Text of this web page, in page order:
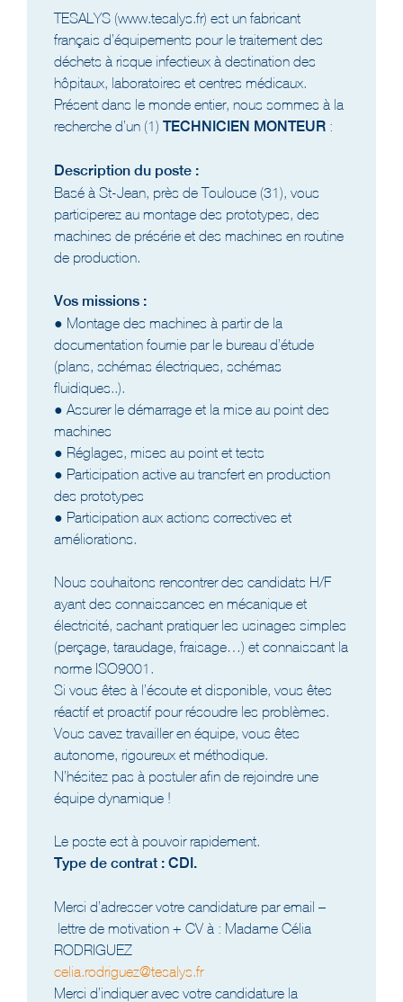
TESALYS (www.tesalys.fr) est un fabricant
français d’équipements pour le traitement des
déchets à risque infectieux à destination des
hôpitaux, laboratoires et centres médicaux.
Présent dans le monde entier, nous sommes à la
recherche d’un (1) TECHNICIEN MONTEUR :
Description du poste :
Basé à St-Jean, près de Toulouse (31), vous
participerez au montage des prototypes, des
machines de présérie et des machines en routine
de production.
Vos missions :
● Montage des machines à partir de la
documentation fournie par le bureau d’étude
(plans, schémas électriques, schémas
fluidiques..).
● Assurer le démarrage et la mise au point des
machines
● Réglages, mises au point et tests
● Participation active au transfert en production
des prototypes
● Participation aux actions correctives et
améliorations.
Nous souhaitons rencontrer des candidats H/F
ayant des connaissances en mécanique et
électricité, sachant pratiquer les usinages simples
(perçage, taraudage, fraisage…) et connaissant la
norme ISO9001.
Si vous êtes à l’écoute et disponible, vous êtes
réactif et proactif pour résoudre les problèmes.
Vous savez travailler en équipe, vous êtes
autonome, rigoureux et méthodique.
N’hésitez pas à postuler afin de rejoindre une
équipe dynamique !
Le poste est à pouvoir rapidement.
Type de contrat : CDI.
Merci d’adresser votre candidature par email –
lettre de motivation + CV à : Madame Célia
RODRIGUEZ
celia.rodriguez@tesalys.fr
Merci d’indiquer avec votre candidature la